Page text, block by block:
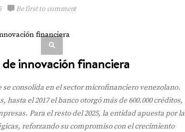
Be first to comment
innovación financiera
se consolida en el sector microfinanciero venezolano.
el 2017 el banco otorgó más de 600.000 créditos,
Para el resto del 2025, la entidad apuesta por la
reforzando su compromiso con el crecimiento
fuerte en el Reina
Hispanoamericana
VIEW POST